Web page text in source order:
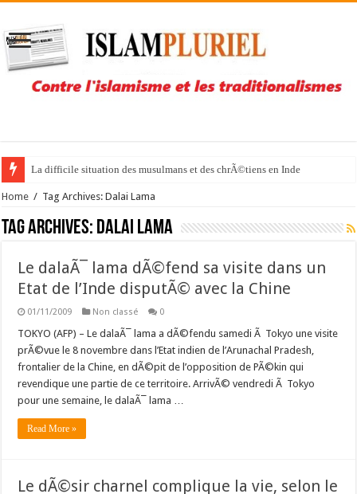
La difficile situation des musulmans et des chrÃ©tiens en Inde
Home / Tag Archives: Dalai Lama
Tag Archives: Dalai Lama
Le dalaÃ¯ lama dÃ©fend sa visite dans un
Etat de l’Inde disputÃ© avec la Chine
01/11/2009 Non classé 0
TOKYO (AFP) – Le dalaÃ¯ lama a dÃ©fendu samedi Ã Tokyo une visite
prÃ©vue le 8 novembre dans l’Etat indien de l’Arunachal Pradesh,
frontalier de la Chine, en dÃ©pit de l’opposition de PÃ©kin qui
revendique une partie de ce territoire. ArrivÃ© vendredi Ã Tokyo
pour une semaine, le dalaÃ¯ lama …
Read More »
Le dÃ©sir charnel complique la vie, selon le